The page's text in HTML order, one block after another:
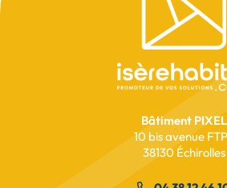
de
page
Bâtiment PIXEL
10 bis avenue
38130 Échirolles